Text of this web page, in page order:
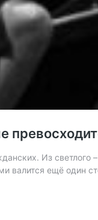
Из светлого
ещё один